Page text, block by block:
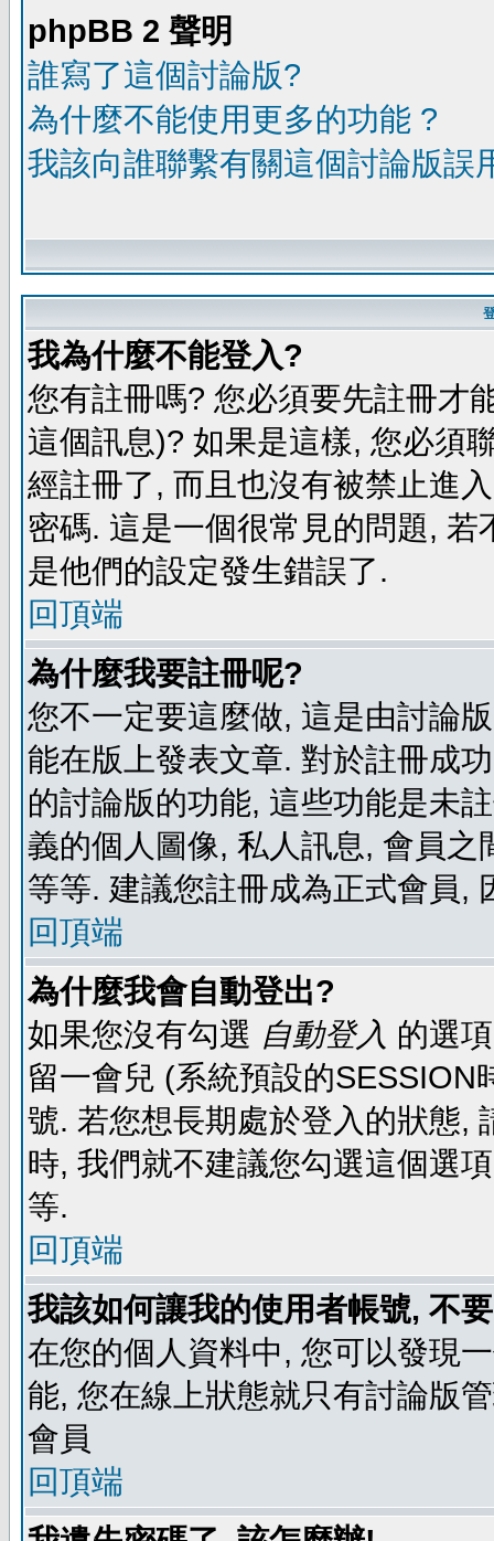
phpBB 2 聲明
誰寫了這個討論版?
為什麼不能使用更多的功能 ?
我該向誰聯繫有關這個討論版誤
我為什麼不能登入?
您有註冊嗎? 您必須要先註冊才
這個訊息)? 如果是這樣, 您必須
經註冊了, 而且也沒有被禁止進
密碼. 這是一個很常見的問題,
是他們的設定發生錯誤了.
回頂端
為什麼我要註冊呢?
您不一定要這麼做, 這是由討論
能在版上發表文章. 對於註冊成
的討論版的功能, 這些功能是未
義的個人圖像, 私人訊息, 會員
等等. 建議您註冊成為正式會員,
回頂端
為什麼我會自動登出?
如果您沒有勾選 自動登入 的選
留一會兒 (系統預設的
號. 若您想長期處於登入的狀態,
時, 我們就不建議您勾選這個選
等.
回頂端
我該如何讓我的使用者帳號, 不
在您的個人資料中, 您可以發現
能, 您在線上狀態就只有討論版
會員
回頂端